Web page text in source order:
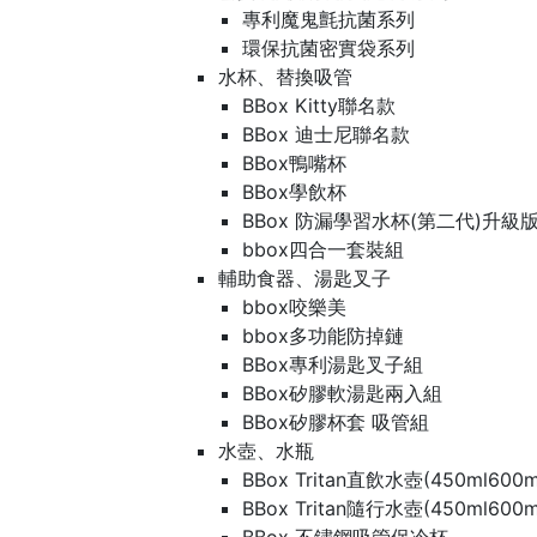
專利魔鬼氈抗菌系列
環保抗菌密實袋系列
水杯、替換吸管
BBox Kitty聯名款
BBox 迪士尼聯名款
BBox鴨嘴杯
BBox學飲杯
BBox 防漏學習水杯(第二代)升級版
bbox四合一套裝組
輔助食器、湯匙叉子
bbox咬樂美
bbox多功能防掉鏈
BBox專利湯匙叉子組
BBox矽膠軟湯匙兩入組
BBox矽膠杯套 吸管組
水壺、水瓶
BBox Tritan直飲水壺
BBox Tritan隨行水壺